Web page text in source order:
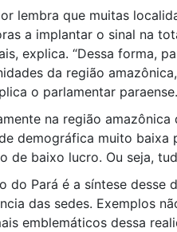
lembra que muitas
a implantar o sinal na
explica. “Dessa forma,
da região
o parlamentar paraense.
na região
demográfica muito baixa
de baixo lucro. Ou seja,
do Pará é a síntese
das sedes. Exemplos
emblemáticos dessa